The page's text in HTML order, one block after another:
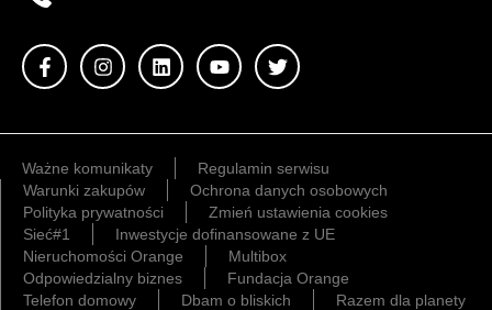
Ważne komunikaty
Regulamin serwisu
Warunki zakupów
Ochrona danych osobowych
Polityka prywatności
Zmień ustawienia cookies
Sieć#1
Inwestycje dofinansowane z UE
Nieruchomości Orange
Multibox
Odpowiedzialny biznes
Fundacja Orange
Telefon domowy
Dbam o bliskich Razem dla planety